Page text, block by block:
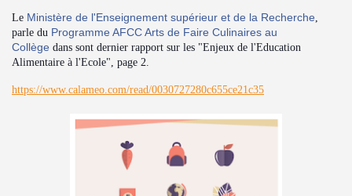
Le Ministère de l'Enseignement supérieur et de la Recherche,
parle du Programme AFCC Arts de Faire Culinaires au
Collège dans sont dernier rapport sur les "Enjeux de l'Education
Alimentaire à l'Ecole", page 2.
https://www.calameo.com/read/0030727280c655ce21c35